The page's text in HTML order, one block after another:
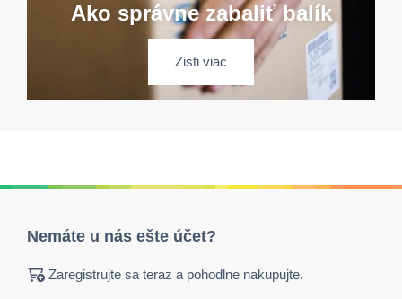
Ako správne zabaliť balík
Zisti viac
Nemáte u nás ešte účet?
Zaregistrujte sa teraz a pohodlne nakupujte.